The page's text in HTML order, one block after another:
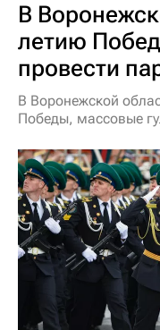
В
летию
провести
В Воронежской
Победы, массовые